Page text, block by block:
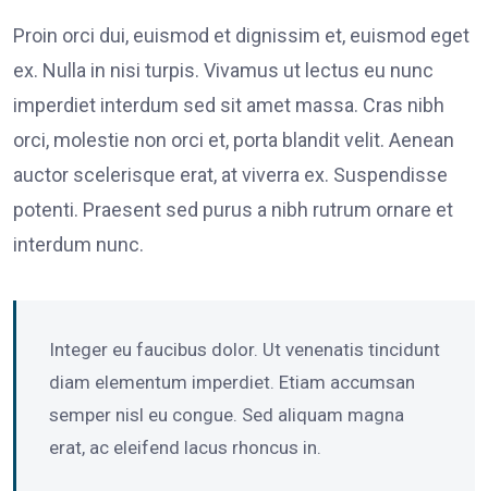
Proin orci dui, euismod et dignissim et, euismod eget
ex. Nulla in nisi turpis. Vivamus ut lectus eu nunc
imperdiet interdum sed sit amet massa. Cras nibh
orci, molestie non orci et, porta blandit velit. Aenean
auctor scelerisque erat, at viverra ex. Suspendisse
potenti. Praesent sed purus a nibh rutrum ornare et
interdum nunc.
Integer eu faucibus dolor. Ut venenatis tincidunt
diam elementum imperdiet. Etiam accumsan
semper nisl eu congue. Sed aliquam magna
erat, ac eleifend lacus rhoncus in.